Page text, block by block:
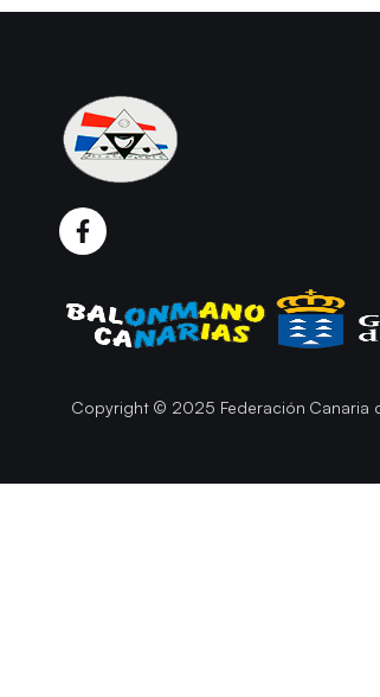
Copyright © 2025 Federación Canaria